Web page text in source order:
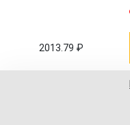
2013.79 ₽